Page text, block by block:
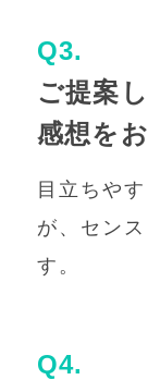
Q3.
ご提案
感想を
目立ちや
が、セン
す。
Q4.